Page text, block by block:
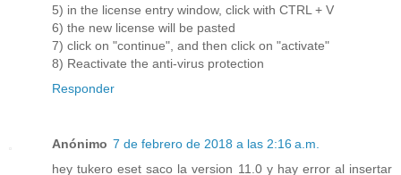
5) in the license entry window, click with CTRL + V
6) the new license will be pasted
7) click on "continue", and then click on "activate"
8) Reactivate the anti-virus protection
Responder
Anónimo 7 de febrero de 2018 a las 2:16 a.m.
hey tukero eset saco la version 11.0 y hay error al insertar